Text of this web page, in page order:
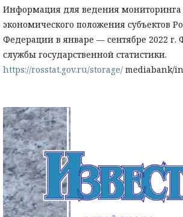
Информация для ведения мониторинга
экономического положения субъектов
Федерации в январе — сентябре 2022 г.
службы государственной статистики.
https://rosstat.gov.ru/storage/ mediabank/